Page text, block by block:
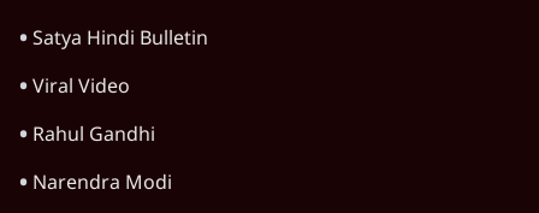
Satya Hindi Bulletin
Viral Video
Rahul Gandhi
Narendra Modi